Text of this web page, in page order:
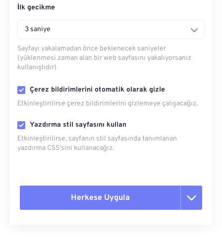
İlk gecikme
3 saniye
Sayfayı yakalamadan önce beklenecek saniyeler
(yüklenmesi zaman alan bir web sayfasını yakalıyorsanız
kullanışlıdır)
Çerez bildirimlerini otomatik olarak gizle
Etkinleştirilirse çerez bildirimlerini gizlemeye çalışacağız.
Yazdırma stil sayfasını kullan
Etkinleştirilirse, sayfanın stil sayfasında tanımlanan
yazdırma CSS'sini kullanacağız.
Herkese Uygula